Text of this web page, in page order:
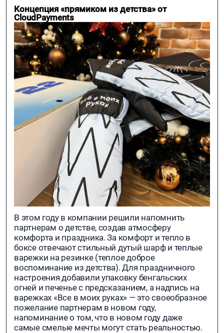
Концепция «прямиком из детства» от
СloudPayments
В этом году в компании решили напомнить
партнерам о детстве, создав атмосферу
комфорта и праздника. За комфорт и тепло в
боксе отвечают стильный дутый шарф и теплые
варежки на резинке (теплое доброе
воспоминание из детства). Для праздничного
настроения добавили упаковку бенгальских
огней и печенье с предсказанием, а надпись на
варежках «Все в моих руках» — это своеобразное
пожелание партнерам в новом году,
напоминание о том, что в новом году даже
самые смелые мечты могут стать реальностью.